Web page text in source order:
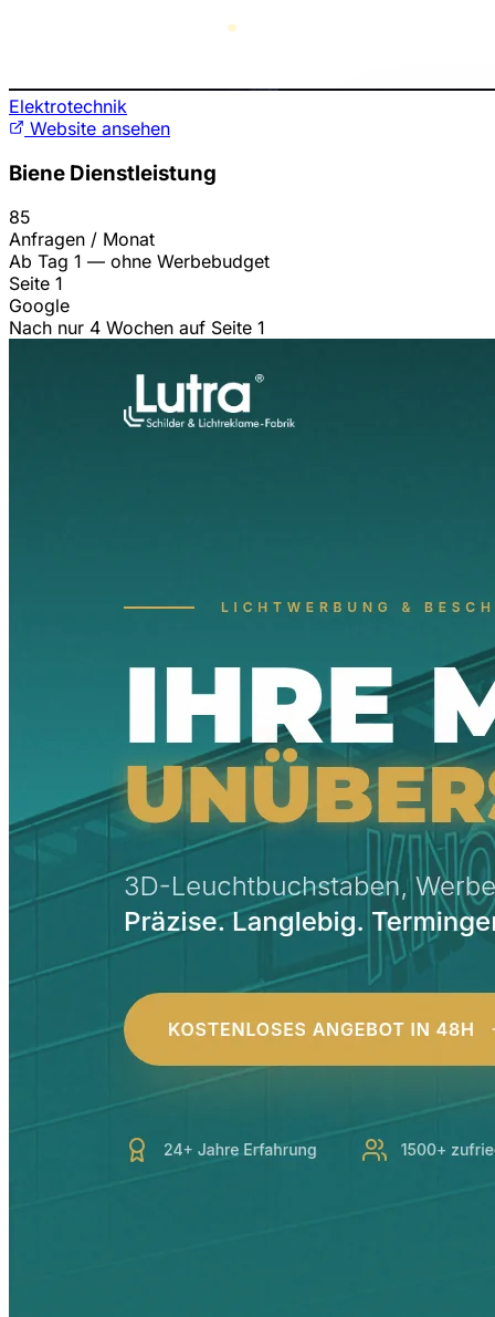
Elektrotechnik
Website ansehen
Biene Dienstleistung
85
Anfragen / Monat
Ab Tag 1 — ohne Werbebudget
Seite 1
Google
Nach nur 4 Wochen auf Seite 1